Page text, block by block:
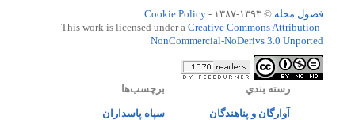
فضول محله © ۱۳۹۳-۱۳۸۷ -
Cookie Policy
This work is licensed under a Creative Commons Attribution-
NonCommercial-NoDerivs 3.0 Unported
رسته بندي
آوارگان و پناهندگان
برچسب‌ها
سپاه پاسداران